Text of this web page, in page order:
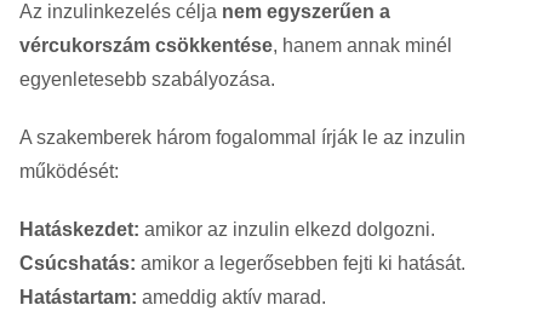
Az inzulinkezelés célja nem egyszerűen a
vércukorszám csökkentése, hanem annak minél
egyenletesebb szabályozása.
A szakemberek három fogalommal írják le az inzulin
működését:
Hatáskezdet: amikor az inzulin elkezd dolgozni.
Csúcshatás: amikor a legerősebben fejti ki hatását.
Hatástartam: ameddig aktív marad.